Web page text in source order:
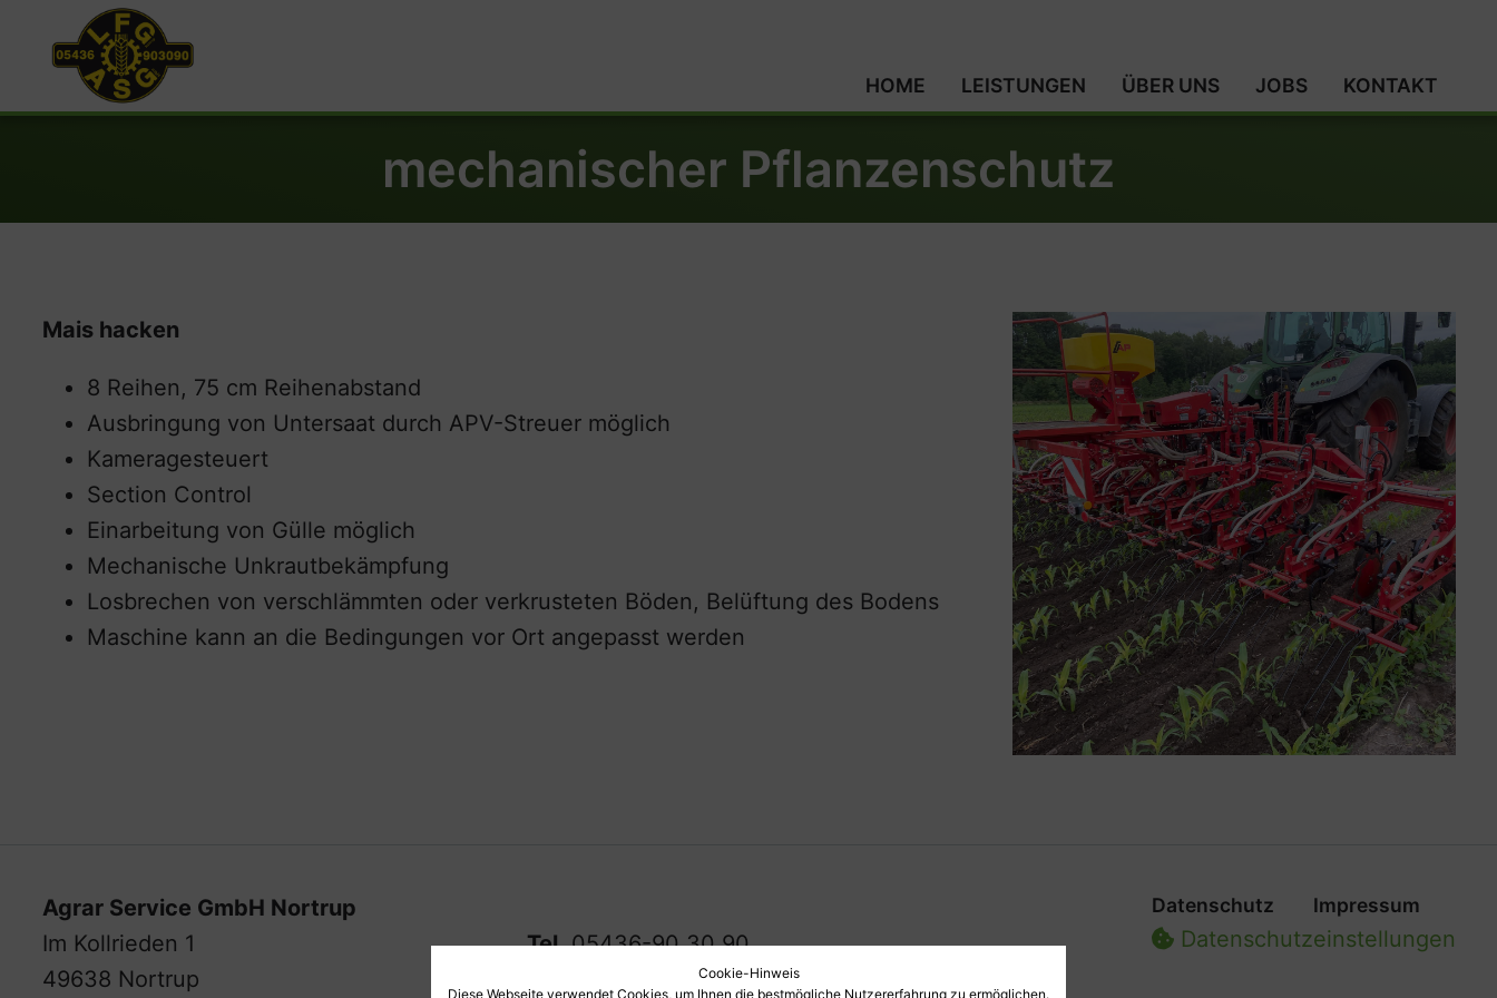
HOME LEISTUNGEN ÜBER UNS JOBS KONTAKT
mechanischer Pflanzenschutz
Mais hacken
8 Reihen, 75 cm Reihenabstand
Ausbringung von Untersaat durch APV-Streuer möglich
Kameragesteuert
Section Control
Einarbeitung von Gülle möglich
Mechanische Unkrautbekämpfung
Losbrechen von verschlämmten oder verkrusteten Böden, Belüftung des Bodens
Maschine kann an die Bedingungen vor Ort angepasst werden
Agrar Service GmbH Nortrup
Im Kollrieden 1
49638 Nortrup
Tel.05436-90 30 90
05436-90 30 918
Datenschutz Impressum
Datenschutz­einstellungen
Cookie-Hinweis
Diese Webseite verwendet Cookies, um Ihnen die bestmögliche Nutzererfahrung zu ermöglichen.